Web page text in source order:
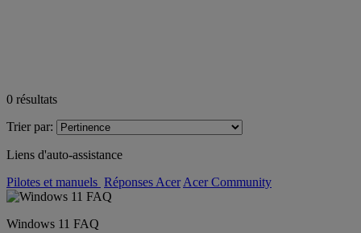
0 résultats
Trier par:
Liens d'auto-assistance
Pilotes et manuels Réponses Acer Acer Community
Windows 11 FAQ